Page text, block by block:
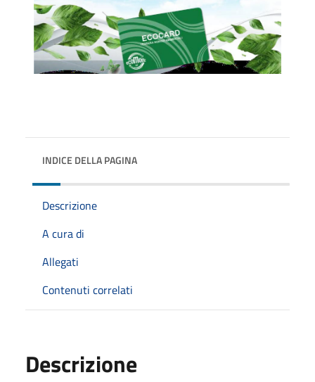
INDICE DELLA PAGINA
Descrizione
A cura di
Allegati
Contenuti correlati
Descrizione